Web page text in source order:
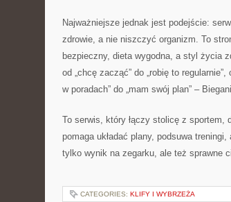
Najważniejsze jednak jest podejście:
zdrowie, a nie niszczyć organizm. To
bezpieczny, dieta wygodna, a styl życia
od „chcę zacząć” do „robię to
w poradach” do „mam swój plan” –
To serwis, który łączy stolicę z sportem,
pomaga układać plany, podsuwa
tylko wynik na zegarku, ale też sprawne
CATEGORIES: KLIFY I WYBRZEŻA